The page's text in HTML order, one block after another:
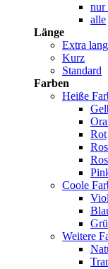
nur
alle
Länge
Extra lang
Kurz
Standard
Farben
Heiße
Rot
Coole
Weitere